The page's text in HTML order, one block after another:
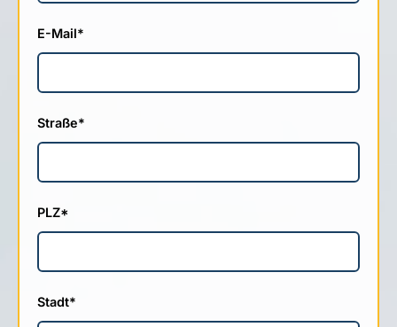
E-Mail*
Straße*
PLZ*
Stadt*